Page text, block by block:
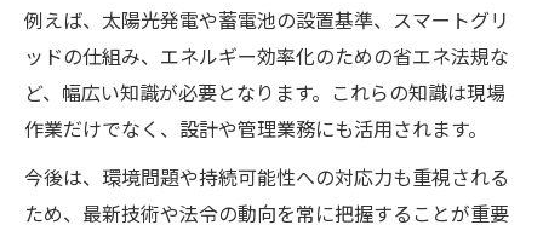
例えば、太陽光発電や蓄電池の設置基準、スマートグリ
ッドの仕組み、エネルギー効率化のための省エネ法規な
ど、幅広い知識が必要となります。これらの知識は現場
作業だけでなく、設計や管理業務にも活用されます。
今後は、環境問題や持続可能性への対応力も重視される
ため、最新技術や法令の動向を常に把握することが重要